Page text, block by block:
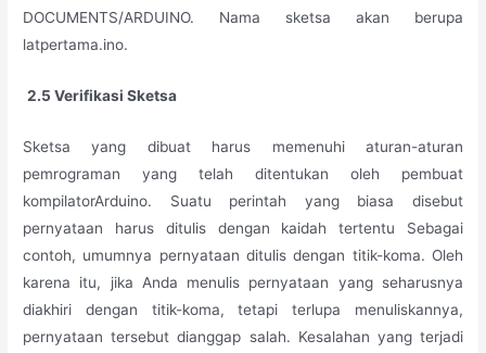
DOCUMENTS/ARDUINO. Nama sketsa akan berupa
latpertama.ino.
2.5 Verifikasi Sketsa
Sketsa yang dibuat harus memenuhi aturan-aturan
pemrograman yang telah ditentukan oleh pembuat
kompilatorArduino. Suatu perintah yang biasa disebut
pernyataan harus ditulis dengan kaidah tertentu Sebagai
contoh, umumnya pernyataan ditulis dengan titik-koma. Oleh
karena itu, jika Anda menulis pernyataan yang seharusnya
diakhiri dengan titik-koma, tetapi terlupa menuliskannya,
pernyataan tersebut dianggap salah. Kesalahan yang terjadi